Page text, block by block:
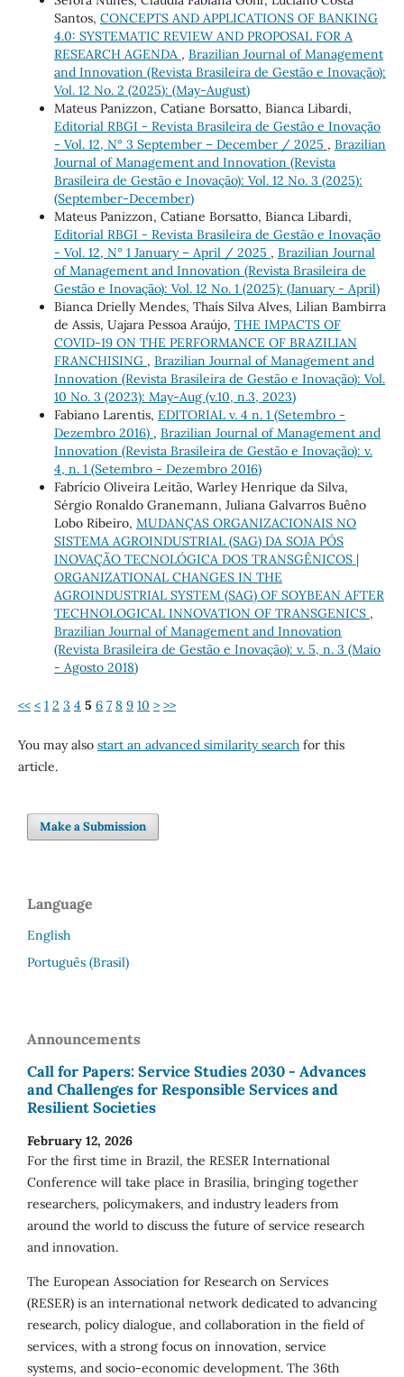
Santos, CONCEPTS AND APPLICATIONS OF BANKING
4.0: SYSTEMATIC REVIEW AND PROPOSAL FOR A
RESEARCH AGENDA , Brazilian Journal of Management
and Innovation (Revista Brasileira de Gestão e Inovação):
Vol. 12 No. 2 (2025): (May-August)
Mateus Panizzon, Catiane Borsatto, Bianca Libardi,
Editorial RBGI - Revista Brasileira de Gestão e Inovação
- Vol. 12, N° 3 September – December / 2025 , Brazilian
Journal of Management and Innovation (Revista
Brasileira de Gestão e Inovação): Vol. 12 No. 3 (2025):
(September-December)
Mateus Panizzon, Catiane Borsatto, Bianca Libardi,
Editorial RBGI - Revista Brasileira de Gestão e Inovação
- Vol. 12, N° 1 January – April / 2025 , Brazilian Journal
of Management and Innovation (Revista Brasileira de
Gestão e Inovação): Vol. 12 No. 1 (2025): (January - April)
Bianca Drielly Mendes, Thaís Silva Alves, Lilian Bambirra
de Assis, Uajara Pessoa Araújo, THE IMPACTS OF
COVID-19 ON THE PERFORMANCE OF BRAZILIAN
FRANCHISING , Brazilian Journal of Management and
Innovation (Revista Brasileira de Gestão e Inovação): Vol.
10 No. 3 (2023): May-Aug (v.10, n.3, 2023)
Fabiano Larentis, EDITORIAL v. 4 n. 1 (Setembro -
Dezembro 2016) , Brazilian Journal of Management and
Innovation (Revista Brasileira de Gestão e Inovação): v.
4, n. 1 (Setembro - Dezembro 2016)
Fabrício Oliveira Leitão, Warley Henrique da Silva,
Sérgio Ronaldo Granemann, Juliana Galvarros Buêno
Lobo Ribeiro, MUDANÇAS ORGANIZACIONAIS NO
SISTEMA AGROINDUSTRIAL (SAG) DA SOJA PÓS
INOVAÇÃO TECNOLÓGICA DOS TRANSGÊNICOS |
ORGANIZATIONAL CHANGES IN THE
AGROINDUSTRIAL SYSTEM (SAG) OF SOYBEAN AFTER
TECHNOLOGICAL INNOVATION OF TRANSGENICS ,
Brazilian Journal of Management and Innovation
(Revista Brasileira de Gestão e Inovação): v. 5, n. 3 (Maio
- Agosto 2018)
<< < 1 2 3 4 5 6 7 8 9 10 > >>
You may also start an advanced similarity searchfor this
article.
Make a Submission
Language
English
Português (Brasil)
Announcements
Call for Papers: Service Studies 2030 - Advances
and Challenges for Responsible Services and
Resilient Societies
February 12, 2026
For the first time in Brazil, the RESER International
Conference will take place in Brasília, bringing together
researchers, policymakers, and industry leaders from
around the world to discuss the future of service research
and innovation.
The European Association for Research on Services
(RESER) is an international network dedicated to advancing
research, policy dialogue, and collaboration in the field of
services, with a strong focus on innovation, service
systems, and socio-economic development. The 36th